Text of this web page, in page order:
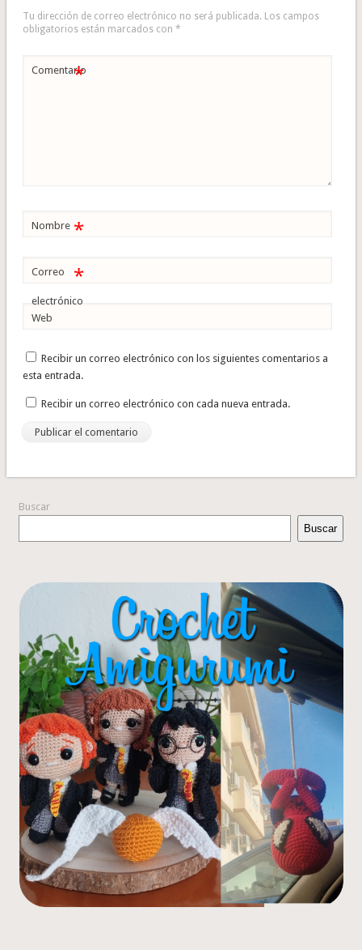
Tu dirección de correo electrónico no será publicada. Los campos
obligatorios están marcados con *
Comentario
*
Nombre *
Correo
electrónico
*
Web
Recibir un correo electrónico con los siguientes comentarios a
esta entrada.
Recibir un correo electrónico con cada nueva entrada.
Buscar
Buscar